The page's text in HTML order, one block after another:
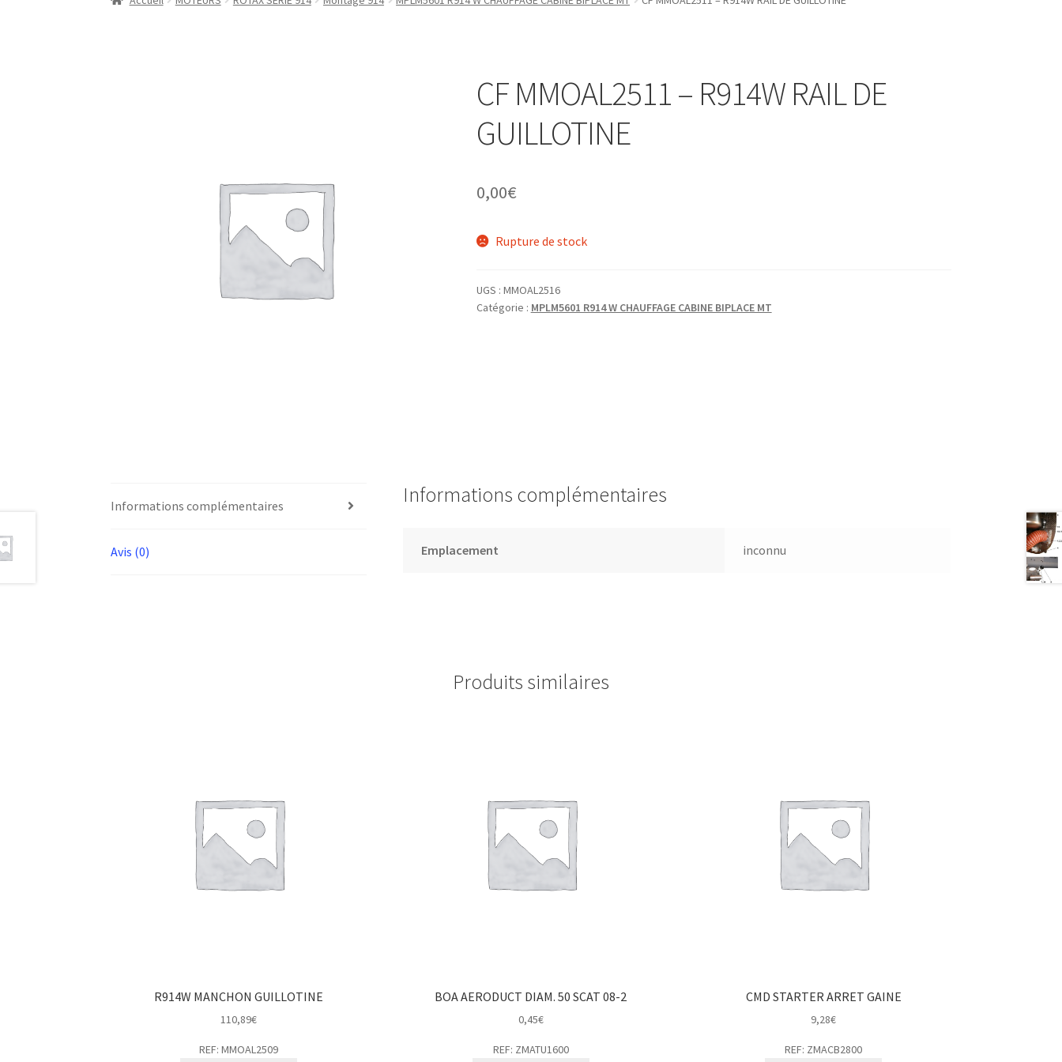
CF MMOAL2511 – R914W RAIL DE
GUILLOTINE
0,00€
Rupture de stock
UGS : MMOAL2516
Catégorie : MPLM5601 R914 W CHAUFFAGE CABINE BIPLACE MT
Informations complémentaires
Avis (0)
Informations complémentaires
Emplacement inconnu
Produits similaires
R914W MANCHON GUILLOTINE
110,89€
REF: MMOAL2509
BOA AERODUCT DIAM. 50 SCAT 08-2
0,45€
REF: ZMATU1600
CMD STARTER ARRET GAINE
9,28€
REF: ZMACB2800